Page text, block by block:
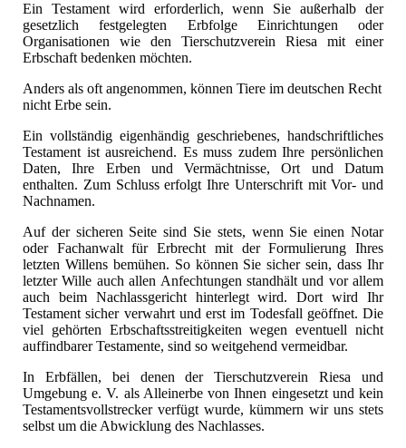
Ein Testament wird erforderlich, wenn Sie außerhalb der
gesetzlich festgelegten Erbfolge Einrichtungen oder
Organisationen wie den Tierschutzverein Riesa mit einer
Erbschaft bedenken möchten.
Anders als oft angenommen, können Tiere im deutschen Recht
nicht Erbe sein.
Ein vollständig eigenhändig geschriebenes, handschriftliches
Testament ist ausreichend. Es muss zudem Ihre persönlichen
Daten, Ihre Erben und Vermächtnisse, Ort und Datum
enthalten. Zum Schluss erfolgt Ihre Unterschrift mit Vor- und
Nachnamen.
Auf der sicheren Seite sind Sie stets, wenn Sie einen Notar
oder Fachanwalt für Erbrecht mit der Formulierung Ihres
letzten Willens bemühen. So können Sie sicher sein, dass Ihr
letzter Wille auch allen Anfechtungen standhält und vor allem
auch beim Nachlassgericht hinterlegt wird. Dort wird Ihr
Testament sicher verwahrt und erst im Todesfall geöffnet. Die
viel gehörten Erbschaftsstreitigkeiten wegen eventuell nicht
auffindbarer Testamente, sind so weitgehend vermeidbar.
In Erbfällen, bei denen der Tierschutzverein Riesa und
Umgebung e. V. als Alleinerbe von Ihnen eingesetzt und kein
Testamentsvollstrecker verfügt wurde, kümmern wir uns stets
selbst um die Abwicklung des Nachlasses.